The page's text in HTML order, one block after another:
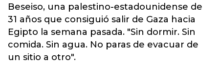
Beseiso, una palestino-estadounidense de
31 años que consiguió salir de Gaza hacia
Egipto la semana pasada. "Sin dormir. Sin
comida. Sin agua. No paras de evacuar de
un sitio a otro".